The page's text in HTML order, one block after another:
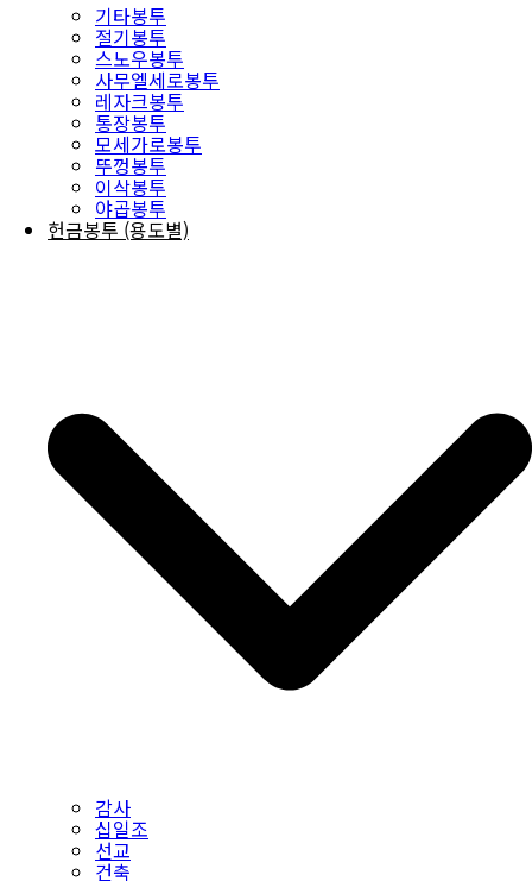
기타봉투
절기봉투
스노우봉투
사무엘세로봉투
레자크봉투
통장봉투
모세가로봉투
뚜껑봉투
이삭봉투
야곱봉투
헌금봉투 (용도별)
감사
십일조
선교
건축